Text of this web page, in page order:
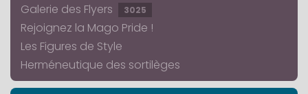
Galerie des Flyers
3025
Rejoignez la Mago Pride !
Les Figures de Style
Herméneutique des sortilèges